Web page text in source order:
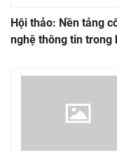
Hội thảo: Nền tảng
nghệ thông tin trong
phục vụ đối mới